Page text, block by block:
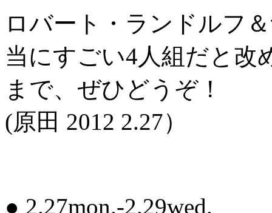
ロバート・ランドルフ
当にすごい4人組だと改
まで、ぜひどうぞ！
(原田 2012 2.27）
● 2.27mon.-2.29wed.